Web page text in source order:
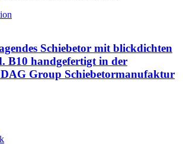
Schiebetor mit blickdichten
B10 handgefertigt in der
Group Schiebetormanufaktur